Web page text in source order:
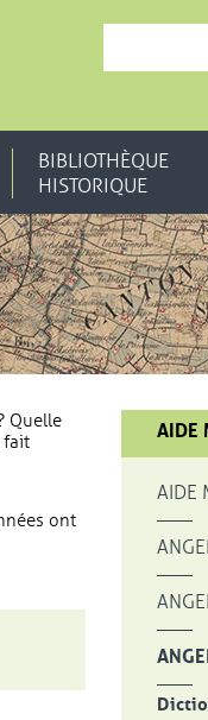
BIBLIOTHÈQUE
HISTORIQUE
Quelle
fait
ont
AIDE
AIDE